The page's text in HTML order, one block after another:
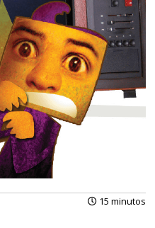
15 minutos